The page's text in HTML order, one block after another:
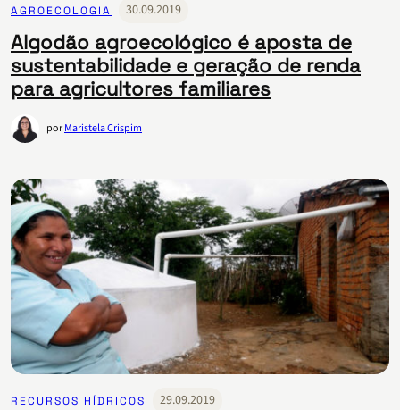
AGROECOLOGIA 30.09.2019
Algodão agroecológico é aposta de
sustentabilidade e geração de renda
para agricultores familiares
porMaristela Crispim
RECURSOS HÍDRICOS 29.09.2019